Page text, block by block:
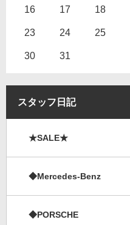
16 17 18
23 24 25
30 31
スタッフ日記
★SALE★
◆Mercedes-Benz
◆PORSCHE